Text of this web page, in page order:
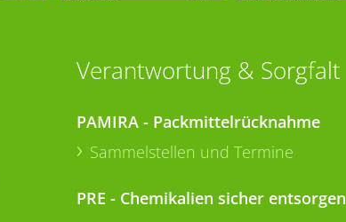
Verantwortung & Sorgfalt
PAMIRA - Packmittelrücknahme
Sammelstellen und Termine
PRE - Chemikalien sicher entsorgen